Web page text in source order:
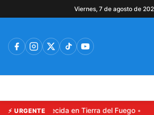
Viernes, 7 de agosto de
⚡ URGENTE
desaparecida en Tierra del Fuego